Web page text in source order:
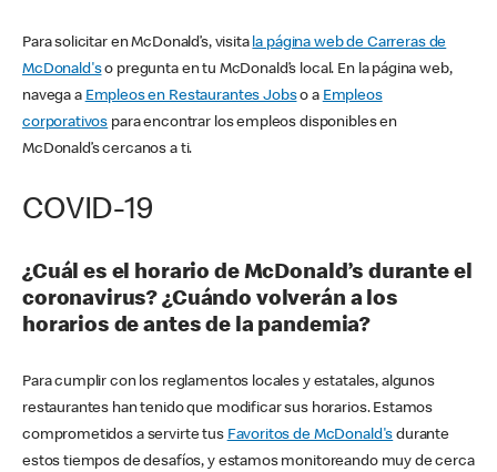
Para solicitar en McDonald’s, visita la página web de Carreras de
McDonald'so pregunta en tu McDonald’s local. En la página web,
navega a Empleos en Restaurantes Jobso a Empleos
corporativos para encontrar los empleos disponibles en
McDonald’s cercanos a ti.
COVID-19
¿Cuál es el horario de McDonald’s durante el
coronavirus? ¿Cuándo volverán a los
horarios de antes de la pandemia?
Para cumplir con los reglamentos locales y estatales, algunos
restaurantes han tenido que modificar sus horarios. Estamos
comprometidos a servirte tus Favoritos de McDonald's durante
estos tiempos de desafíos, y estamos monitoreando muy de cerca